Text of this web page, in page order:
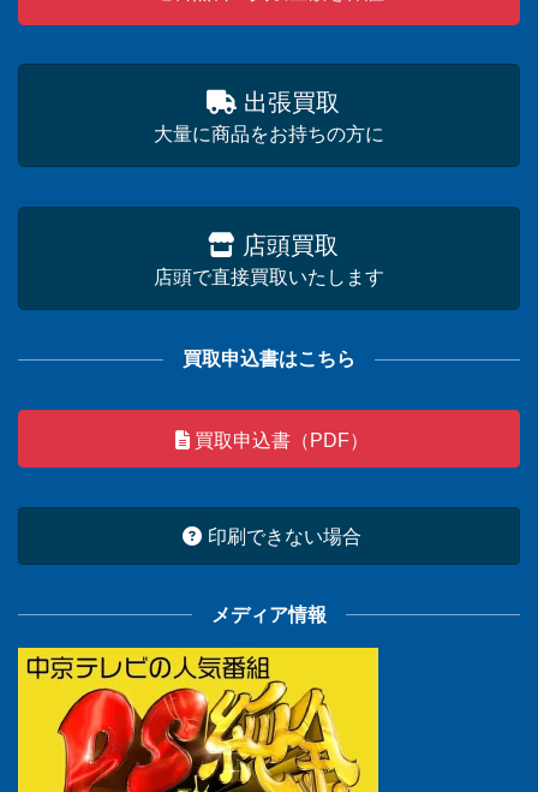
出張買取
大量に商品をお持ちの方に
店頭買取
店頭で直接買取いたします
買取申込書はこちら
買取申込書（PDF）
印刷できない場合
メディア情報